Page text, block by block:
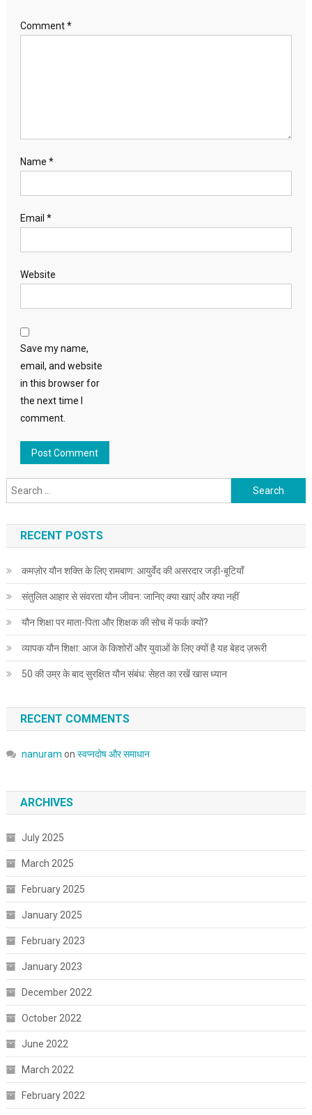
Comment*
Name *
Email *
Website
Save my name,
email, and website
in this browser for
the next time I
comment.
Search
for:
RECENT POSTS
कमज़ोर यौन शक्ति के लिए रामबाण: आयुर्वेद की असरदार जड़ी-बूटियाँ
संतुलित आहार से संवरता यौन जीवन: जानिए क्या खाएं और क्या नहीं
यौन शिक्षा पर माता-पिता और शिक्षक की सोच में फर्क क्यों?
व्यापक यौन शिक्षा: आज के किशोरों और युवाओं के लिए क्यों है यह बेहद ज़रूरी
50 की उम्र के बाद सुरक्षित यौन संबंध: सेहत का रखें खास ध्यान
RECENT COMMENTS
nanuram on स्वप्नदोष और समाधान
ARCHIVES
July 2025
March 2025
February 2025
January 2025
February 2023
January 2023
December 2022
October 2022
June 2022
March 2022
February 2022